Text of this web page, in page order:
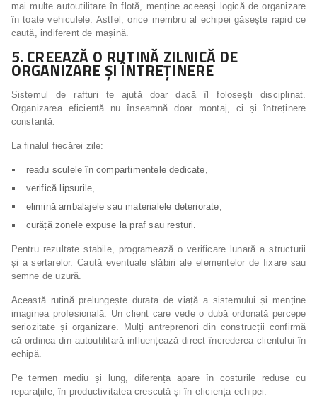
mai multe autoutilitare în flotă, menține aceeași logică de organizare
în toate vehiculele. Astfel, orice membru al echipei găsește rapid ce
caută, indiferent de mașină.
5. CREEAZĂ O RUTINĂ ZILNICĂ DE
ORGANIZARE ȘI ÎNTREȚINERE
Sistemul de rafturi te ajută doar dacă îl folosești disciplinat.
Organizarea eficientă nu înseamnă doar montaj, ci și întreținere
constantă.
La finalul fiecărei zile:
readu sculele în compartimentele dedicate,
verifică lipsurile,
elimină ambalajele sau materialele deteriorate,
curăță zonele expuse la praf sau resturi.
Pentru rezultate stabile, programează o verificare lunară a structurii
și a sertarelor. Caută eventuale slăbiri ale elementelor de fixare sau
semne de uzură.
Această rutină prelungește durata de viață a sistemului și menține
imaginea profesională. Un client care vede o dubă ordonată percepe
seriozitate și organizare. Mulți antreprenori din construcții confirmă
că ordinea din autoutilitară influențează direct încrederea clientului în
echipă.
Pe termen mediu și lung, diferența apare în costurile reduse cu
reparațiile, în productivitatea crescută și în eficiența echipei.